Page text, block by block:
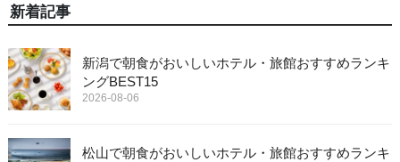
新着記事
新潟で朝食がおいしいホテル・旅館おすすめランキ
ングBEST15
2026-08-06
松山で朝食がおいしいホテル・旅館おすすめランキ